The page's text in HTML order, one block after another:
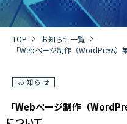
会社概要
COMPANY
株主・投資家情報 / 環境・社会貢献
IR・CSR
TOP
お知らせ一覧
「Webページ制作（WordPress
お知らせ
「Webページ制作（
について